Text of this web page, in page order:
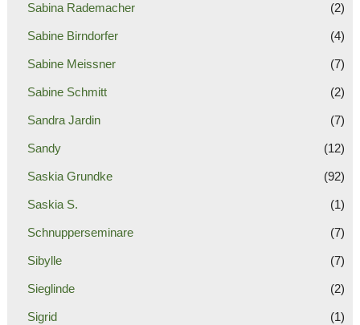
Sabina Rademacher (2)
Sabine Birndorfer (4)
Sabine Meissner (7)
Sabine Schmitt (2)
Sandra Jardin (7)
Sandy (12)
Saskia Grundke (92)
Saskia S. (1)
Schnupperseminare (7)
Sibylle (7)
Sieglinde (2)
Sigrid (1)